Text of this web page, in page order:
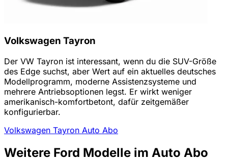
Volkswagen Tayron
Der VW Tayron ist interessant, wenn du die SUV-Größe
des Edge suchst, aber Wert auf ein aktuelles deutsches
Modellprogramm, moderne Assistenzsysteme und
mehrere Antriebsoptionen legst. Er wirkt weniger
amerikanisch-komfortbetont, dafür zeitgemäßer
konfigurierbar.
Volkswagen Tayron Auto Abo
Weitere Ford Modelle im Auto Abo